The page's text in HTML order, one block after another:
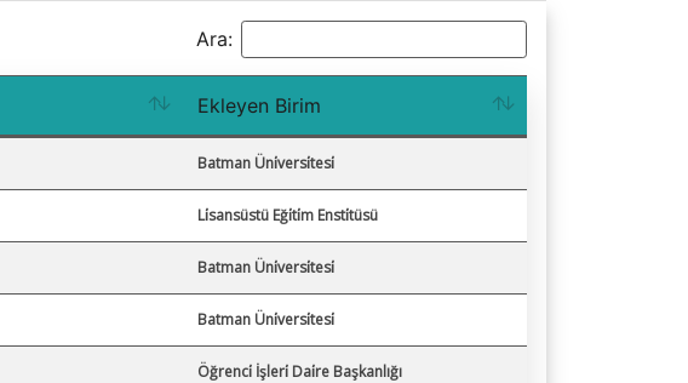
Ara:
Ekleyen Birim
Batman Üni̇versi̇tesi̇
Li̇sansüstü Eği̇ti̇m Ensti̇tüsü
Batman Üni̇versi̇tesi̇
Batman Üni̇versi̇tesi̇
Öğrenci̇ İşleri̇ Dai̇re Başkanlığı